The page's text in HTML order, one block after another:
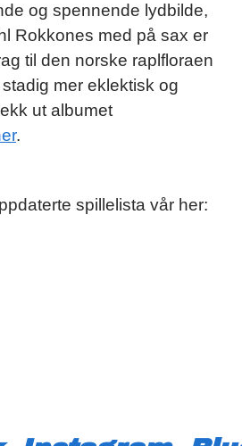
og spennende lydbilde,
Rokkones med på sax er
til den norske raplfloraen
mer eklektisk og
ut albumet
.
spillelista vår her: